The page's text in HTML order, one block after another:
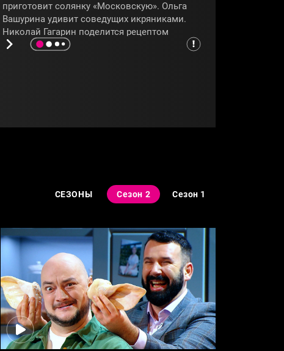
приготовит солянку «Московскую». Ольга
Вашурина удивит соведущих икряниками.
Николай Гагарин поделится рецептом
«Амура» в горшочке. А Нина Тарасова
СЕЗОНЫ Сезон 2 Сезон 1